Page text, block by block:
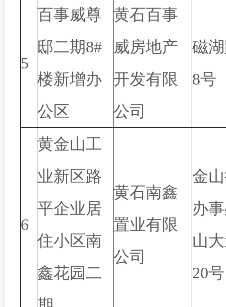
5
百事威尊
邸二期8#
楼新增办
公区
黄石百事
威房地产
开发有限
公司
磁
8号
6
黄金山工
业新区路
平企业居
住小区南
鑫花园二
黄石南鑫
置业有限
公司
金
办
山
20号